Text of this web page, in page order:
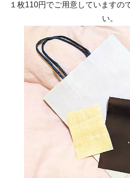
１枚110円でご用意していますの
い。